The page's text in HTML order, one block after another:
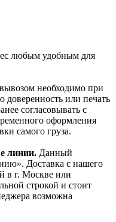
любым удобным для
необходимо при
или печать
согласовывать с
оформления
самого груза.
линии. Данный
Доставка с нашего
в г. Москве или
строкой и стоит
возможна